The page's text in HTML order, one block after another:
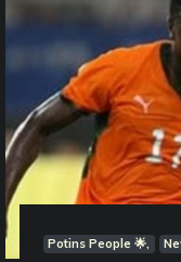
Potins People 🌟